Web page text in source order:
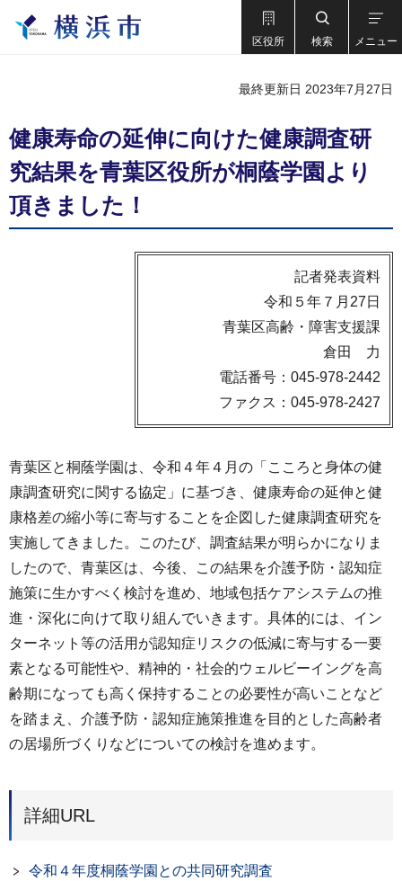
区役所 検索 メニュー
最終更新日 2023年7月27日
健康寿命の延伸に向けた健康調査研
究結果を青葉区役所が桐蔭学園より
頂きました！
記者発表資料
令和５年７月27日
青葉区高齢・障害支援課
倉田 力
電話番号：045-978-2442
ファクス：045-978-2427
青葉区と桐蔭学園は、令和４年４月の「こころと身体の健
康調査研究に関する協定」に基づき、健康寿命の延伸と健
康格差の縮小等に寄与することを企図した健康調査研究を
実施してきました。このたび、調査結果が明らかになりま
したので、青葉区は、今後、この結果を介護予防・認知症
施策に生かすべく検討を進め、地域包括ケアシステムの推
進・深化に向けて取り組んでいきます。具体的には、イン
ターネット等の活用が認知症リスクの低減に寄与する一要
素となる可能性や、精神的・社会的ウェルビーイングを高
齢期になっても高く保持することの必要性が高いことなど
を踏まえ、介護予防・認知症施策推進を目的とした高齢者
の居場所づくりなどについての検討を進めます。
詳細URL
令和４年度桐蔭学園との共同研究調査